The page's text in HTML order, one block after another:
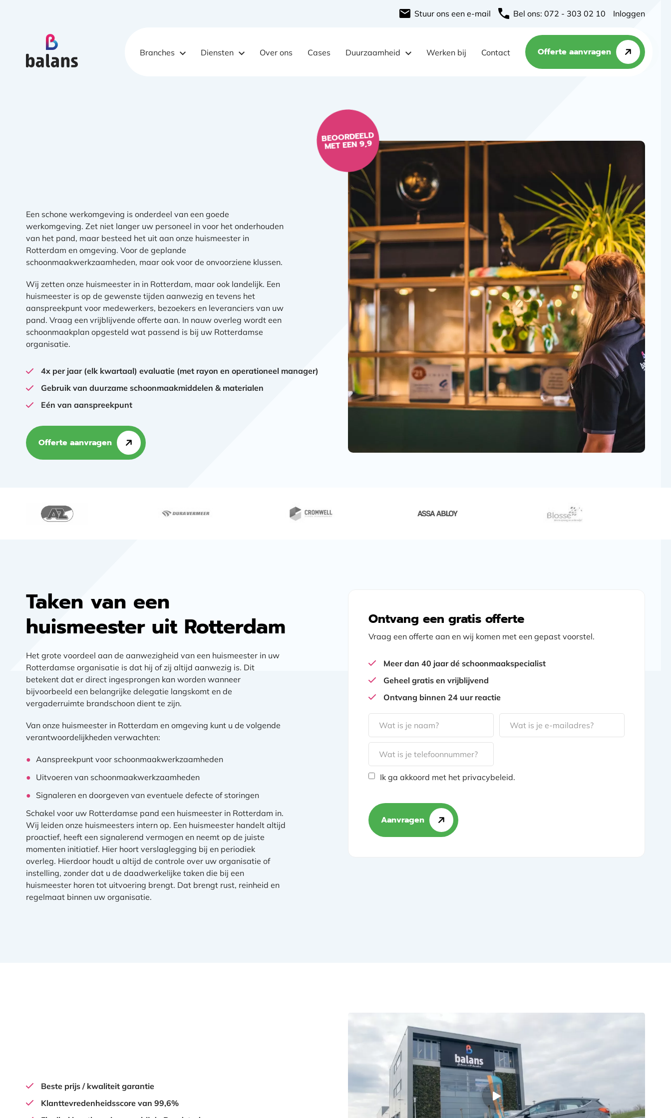
Stuur ons een e-mail Bel ons: 072 - 303 02 10 Inloggen
Branches
Diensten Over ons Cases Duurzaamheid Werken bij Contact Offerte aanvragen
Een schone werkomgeving is onderdeel van een goede
werkomgeving. Zet niet langer uw personeel in voor het onderhouden
van het pand, maar besteed het uit aan onze huismeester in
Rotterdam en omgeving. Voor de geplande
schoonmaakwerkzaamheden, maar ook voor de onvoorziene klussen.
Wij zetten onze huismeester in in Rotterdam, maar ook landelijk. Een
huismeester is op de gewenste tijden aanwezig en tevens het
aanspreekpunt voor medewerkers, bezoekers en leveranciers van uw
pand. Vraag een vrijblijvende offerte aan. In nauw overleg wordt een
schoonmaakplan opgesteld wat passend is bij uw Rotterdamse
organisatie.
4x per jaar (elk kwartaal) evaluatie (met rayon en operationeel manager)
Gebruik van duurzame schoonmaakmiddelen & materialen
Eén van aanspreekpunt
Offerte aanvragen
BEOORDEELD
MET EEN 9,9
Taken van een
huismeester uit Rotterdam
Het grote voordeel aan de aanwezigheid van een huismeester in uw
Rotterdamse organisatie is dat hij of zij altijd aanwezig is. Dit
betekent dat er direct ingesprongen kan worden wanneer
bijvoorbeeld een belangrijke delegatie langskomt en de
vergaderruimte brandschoon dient te zijn.
Van onze huismeester in Rotterdam en omgeving kunt u de volgende
verantwoordelijkheden verwachten:
Aanspreekpunt voor schoonmaakwerkzaamheden
Uitvoeren van schoonmaakwerkzaamheden
Signaleren en doorgeven van eventuele defecte of storingen
Schakel voor uw Rotterdamse pand een huismeester in Rotterdam in.
Wij leiden onze huismeesters intern op. Een huismeester handelt altijd
proactief, heeft een signalerend vermogen en neemt op de juiste
momenten initiatief. Hier hoort verslaglegging bij en periodiek
overleg. Hierdoor houdt u altijd de controle over uw organisatie of
instelling, zonder dat u de daadwerkelijke taken die bij een
huismeester horen tot uitvoering brengt. Dat brengt rust, reinheid en
regelmaat binnen uw organisatie.
Ontvang een gratis offerte
Vraag een offerte aan en wij komen met een gepast voorstel.
Meer dan 40 jaar dé schoonmaakspecialist
Geheel gratis en vrijblijvend
Ontvang binnen 24 uur reactie
Ik ga akkoord met het privacybeleid.
Aanvragen
Beste prijs / kwaliteit garantie
Klanttevredenheidsscore van 99,6%